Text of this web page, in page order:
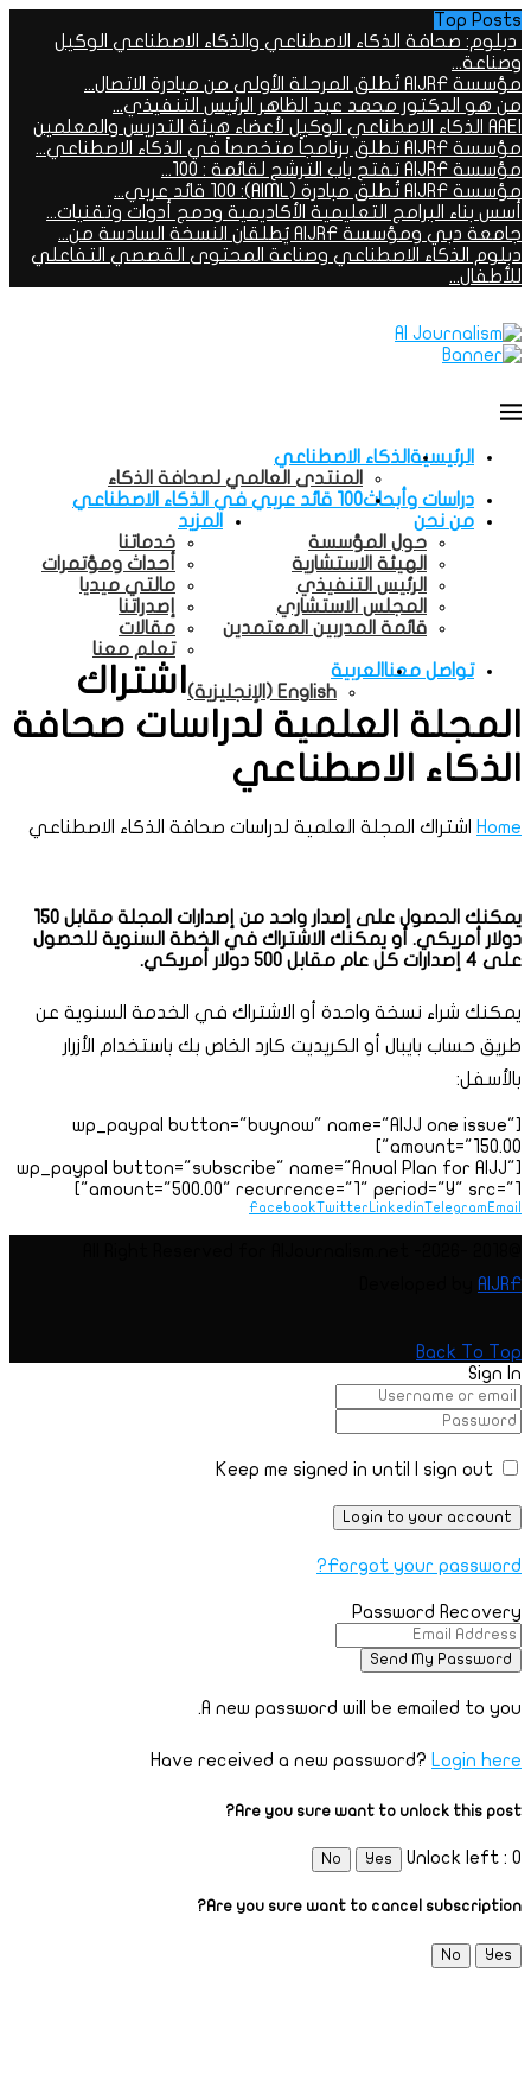
Top Posts
دبلوم: صحافة الذكاء الاصطناعي والذكاء الاصطناعي الوكيل
وصناعة...
مؤسسة AIJRF تُطلق المرحلة الأولى من مبادرة الاتصال...
من هو الدكتور محمد عبد الظاهر الرئيس التنفيذي...
AAEI الذكاء الاصطناعي الوكيل لأعضاء هيئة التدريس والمعلمين
مؤسسة AIJRF تطلق برنامجاً متخصصاً في الذكاء الاصطناعي...
مؤسسة AIJRF تفتح باب الترشح لقائمة : 100...
مؤسسة AIJRF تُطلق مبادرة (AIML): 100 قائد عربي...
أسس بناء البرامج التعليمية الأكاديمية ودمج أدوات وتقنيات...
جامعة دبي ومؤسسة AIJRF يُطلقان النسخة السادسة من...
دبلوم الذكاء الاصطناعي وصناعة المحتوى القصصي التفاعلي
للأطفال...
الرئيسيةالذكاء الاصطناعي
المنتدى العالمي لصحافة الذكاء
دراسات وأبحاث100 قائد عربي في الذكاء الاصطناعي
من نحن
حول المؤسسة
الهيئة الاستشارية
الرئيس التنفيذي
المجلس الاستشاري
قائمة المدربين المعتمدين
المزيد
خدماتنا
أحداث ومؤتمرات
مالتي ميديا
إصدراتنا
مقالات
تعلم معنا
تواصل معناالعربية
English
( الإنجليزية)اشتراك
المجلة العلمية لدراسات صحافة
الذكاء الاصطناعي
Home اشتراك المجلة العلمية لدراسات صحافة الذكاء الاصطناعي
يمكنك الحصول على إصدار واحد من إصدارات المجلة مقابل 150
دولار أمريكي. أو يمكنك الاشتراك في الخطة السنوية للحصول
على 4 إصدارات كل عام مقابل 500 دولار أمريكي.
يمكنك شراء نسخة واحدة أو الاشتراك في الخدمة السنوية عن
طريق حساب بايبال أو الكريديت كارد الخاص بك باستخدام الأزرار
بالأسفل:
[wp_paypal button="buynow" name="AIJJ one issue"
amount="150.00"]
[wp_paypal button="subscribe" name="Anual Plan for AIJJ"
amount="500.00" recurrence="1" period="Y" src="1"]
FacebookTwitter LinkedinTelegramEmail
AIJRF
Back To Top
Sign In
Forgot your password?
Password Recovery
A new password will be emailed to you.
Have received a new password? Login here
Are you sure want to unlock this post?
Unlock left : 0
Yes
No
Are you sure want to cancel subscription?
Yes
No